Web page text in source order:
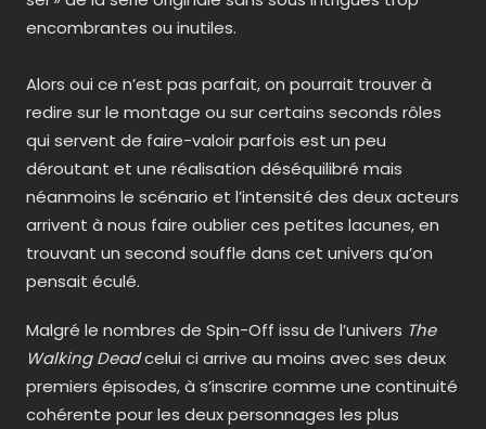
encombrantes ou inutiles.
Alors oui ce n’est pas parfait, on pourrait trouver à
redire sur le montage ou sur certains seconds rôles
qui servent de faire-valoir parfois est un peu
déroutant et une réalisation déséquilibré mais
néanmoins le scénario et l’intensité des deux acteurs
arrivent à nous faire oublier ces petites lacunes, en
trouvant un second souffle dans cet univers qu’on
pensait éculé.
Malgré le nombres de Spin-Off issu de l’univers The
Walking Deadcelui ci arrive au moins avec ses deux
premiers épisodes, à s’inscrire comme une continuité
cohérente pour les deux personnages les plus